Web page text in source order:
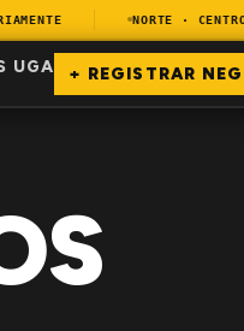
NORTE · CENTRO ·
UGA + REGISTRAR